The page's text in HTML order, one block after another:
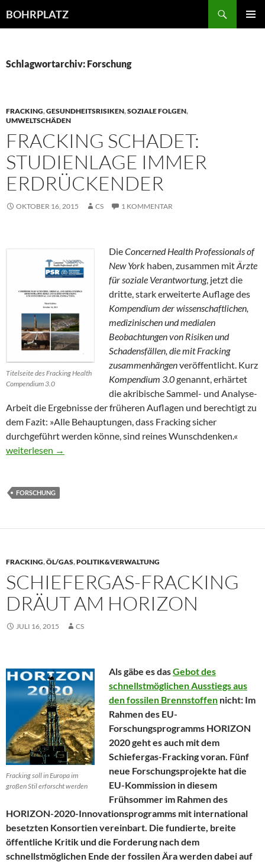
Inhalt
BOHRPLATZ
Schlagwortarchiv: Forschung
FRACKING,GESUNDHEITSRISIKEN,SOZIALE FOLGEN,
UMWELTSCHÄDEN
FRACKING SCHADET:
STUDIENLAGE IMMER
ERDRÜCKENDER
OKTOBER 16, 2015 CS 1 KOMMENTAR
Titelseite des Fracking Health
Compendium 3.0
DieConcerned Health Professionals of
New York haben, zusammen mitÄrzte
für soziale Verantwortung, jetzt die
dritte, stark erweiterte Auflage des
Kompendium der wissenschaftlichen,
medizinischen und medialen
Beobachtungen von Risiken und
Schadensfällen, die mit Fracking
zusammenhängenveröffentlicht. Kurz
Kompendium 3.0genannt, erhärtet
die akribische Sammel- und Analyse-
Arbeit die Ergebnisse der früheren Auflagen und berechtigt zu
dem Fazit: »Alle Behauptungen, dass Fracking sicher
durchgeführt werden könne, sind reines Wunschdenken.«
Fracking schadet: Studienlage immer erdrückender
weiterlesen →
FORSCHUNG
FRACKING,ÖL/GAS,POLITIK&VERWALTUNG
SCHIEFERGAS-FRACKING
DRÄUT AM HORIZON
JULI 16, 2015 CS
Fracking soll in Europa im
großen Stil erforscht werden
Als gäbe es dasGebot des
schnellstmöglichen Ausstiegs aus
den fossilen Brennstoffen nicht: Im
Rahmen des EU-
Forschungsprogramms HORIZON
2020 geht es auch mit dem
Schiefergas-Fracking voran. Fünf
neue Forschungsprojekte hat die
EU-Kommission in diesem
Frühsommer im Rahmen des
HORIZON-2020-Innovationsprogramms mit international
besetzten Konsortien vereinbart. Die fundierte, breite
öffentliche Kritik und die Forderung nach dem
schnellstmöglichen Ende der fossilen Ära werden dabei auf